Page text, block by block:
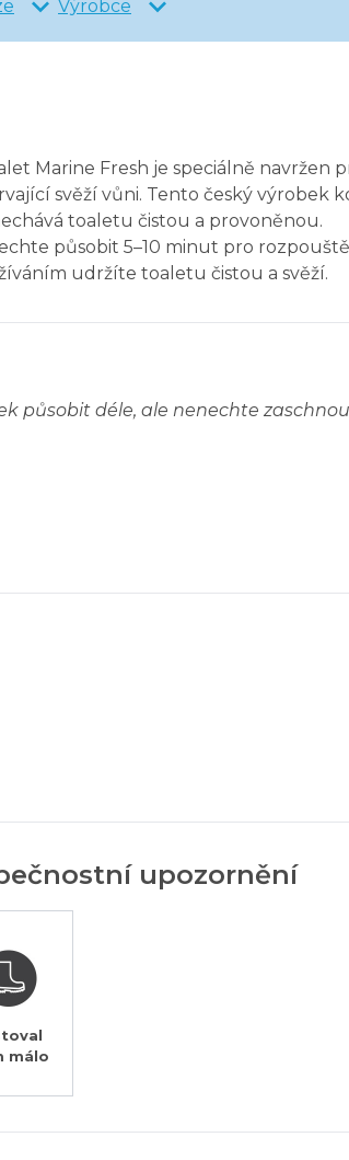
Výrobce
Marine Fresh je speciálně
svěží vůni. Tento český
toaletu čistou a provoněnou.
působit 5–10 minut pro
udržíte toaletu čistou a svěží.
působit déle, ale nenechte
upozornění
málo